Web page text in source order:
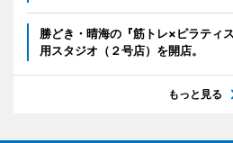
勝どき・晴海の『筋トレ×ピラティ
用スタジオ（２号店）を開店。
もっと見る